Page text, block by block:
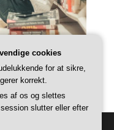
cookies
for at sikre,
korrekt.
af os og slettes
slutter eller efter